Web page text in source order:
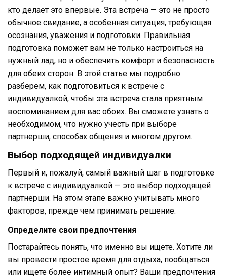
кто делает это впервые. Эта встреча — это не просто
обычное свидание, а особенная ситуация, требующая
осознания, уважения и подготовки. Правильная
подготовка поможет вам не только настроиться на
нужный лад, но и обеспечить комфорт и безопасность
для обеих сторон. В этой статье мы подробно
разберем, как подготовиться к встрече с
индивидуалкой, чтобы эта встреча стала приятным
воспоминанием для вас обоих. Вы сможете узнать о
необходимом, что нужно учесть при выборе
партнерши, способах общения и многом другом.
Выбор подходящей индивидуалки
Первый и, пожалуй, самый важный шаг в подготовке
к встрече с индивидуалкой — это выбор подходящей
партнерши. На этом этапе важно учитывать много
факторов, прежде чем принимать решение.
Определите свои предпочтения
Постарайтесь понять, что именно вы ищете. Хотите ли
вы провести простое время для отдыха, пообщаться
или ищете более интимный опыт? Ваши предпочтения